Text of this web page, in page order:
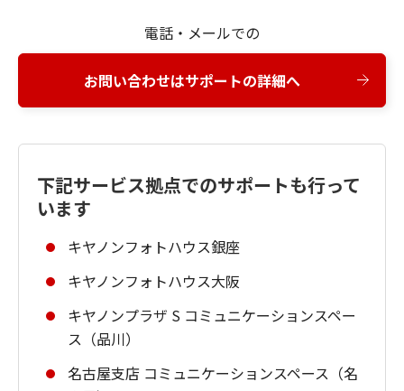
電話・メールでの
お問い合わせはサポートの詳細へ
下記サービス拠点でのサポートも行って
います
キヤノンフォトハウス銀座
キヤノンフォトハウス大阪
キヤノンプラザ S コミュニケーションスペー
ス（品川）
名古屋支店 コミュニケーションスペース（名